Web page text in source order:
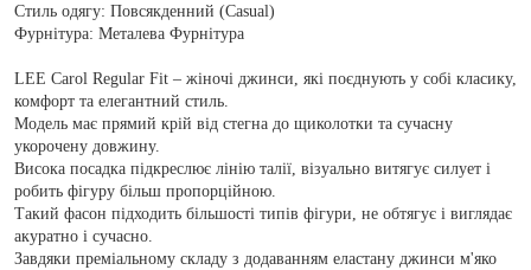
Стиль одягу:Повсякденний (Casual)
Фурнітура:Металева Фурнітура
LEE Carol Regular Fit – жіночі джинси, які поєднують у собі класику,
комфорт та елегантний стиль.
Модель має прямий крій від стегна до щиколотки та сучасну
укорочену довжину.
Висока посадка підкреслює лінію талії, візуально витягує силует і
робить фігуру більш пропорційною.
Такий фасон підходить більшості типів фігури, не обтягує і виглядає
акуратно і сучасно.
Завдяки преміальному складу з додаванням еластану джинси м'яко